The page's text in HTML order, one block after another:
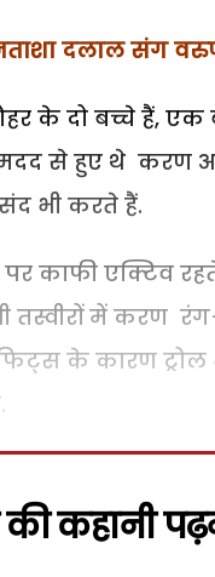
दलाल संग
के दो बच्चे हैं, एक
से हुए थे करण
भी करते हैं.
काफी एक्टिव
तस्वीरों में करण
के कारण ट्रोल
कहानी